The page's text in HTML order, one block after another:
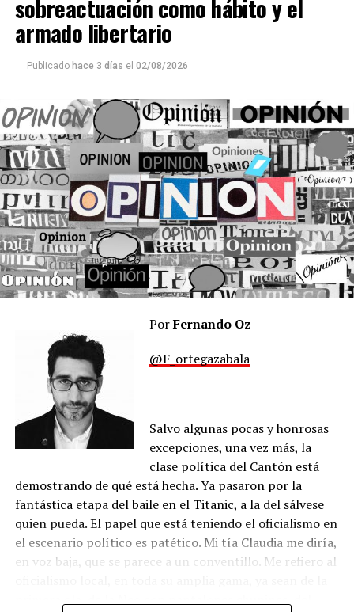
sobreactuación como hábito y el
armado libertario
Publicado hace 3 días el 02/08/2026
PorFernando Oz
@F_ortegazabala
Salvo algunas pocas y honrosas
excepciones, una vez más, la
clase política del Cantón está
demostrando de qué está hecha. Ya pasaron por la
fantástica etapa del baile en el Titanic, a la del sálvese
quien pueda. El papel que está teniendo el oficialismo en
el escenario político es patético. Mi tía Claudia me diría,
en voz baja, que se parece a un conventillo. Me refiero al